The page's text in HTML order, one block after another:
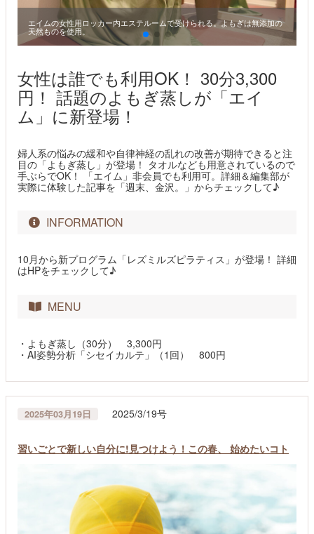
エイムの女性用ロッカー内エステルームで受けられる。よもぎは無添加の
天然ものを使用。
女性は誰でも利用OK！ 30分3,300
円！ 話題のよもぎ蒸しが「エイ
ム」に新登場！
婦人系の悩みの緩和や自律神経の乱れの改善が期待できると注
目の「よもぎ蒸し」が登場！ タオルなども用意されているので
手ぶらでOK！ 「エイム」非会員でも利用可。詳細＆編集部が
実際に体験した記事を「週末、金沢。」からチェックして♪
INFORMATION
10月から新プログラム「レズミルズピラティス」が登場！ 詳細
はHPをチェックして♪
MENU
・よもぎ蒸し（30分） 3,300円
・AI姿勢分析「シセイカルテ」（1回） 800円
2025年03月19日 2025/3/19号
習いごとで新しい自分に!見つけよう！この春、 始めたいコト